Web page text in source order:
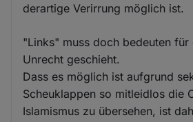
derartige Verirrung möglich ist.
"Links" muss doch bedeuten für
Unrecht geschieht.
Dass es möglich ist aufgrund
Scheuklappen so mitleidlos die
Islamismus zu übersehen, ist